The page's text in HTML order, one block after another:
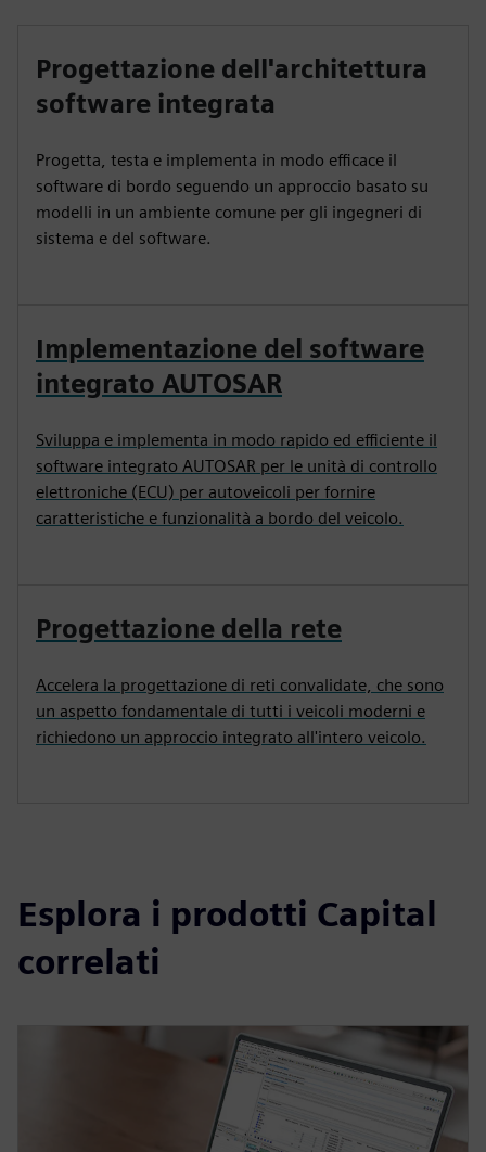
Progettazione dell'architettura
software integrata
Progetta, testa e implementa in modo efficace il
software di bordo seguendo un approccio basato su
modelli in un ambiente comune per gli ingegneri di
sistema e del software.
Implementazione del software
integrato AUTOSAR
Sviluppa e implementa in modo rapido ed efficiente il
software integrato AUTOSAR per le unità di controllo
elettroniche (ECU) per autoveicoli per fornire
caratteristiche e funzionalità a bordo del veicolo.
Progettazione della rete
Accelera la progettazione di reti convalidate, che sono
un aspetto fondamentale di tutti i veicoli moderni e
richiedono un approccio integrato all'intero veicolo.
Esplora i prodotti Capital
correlati